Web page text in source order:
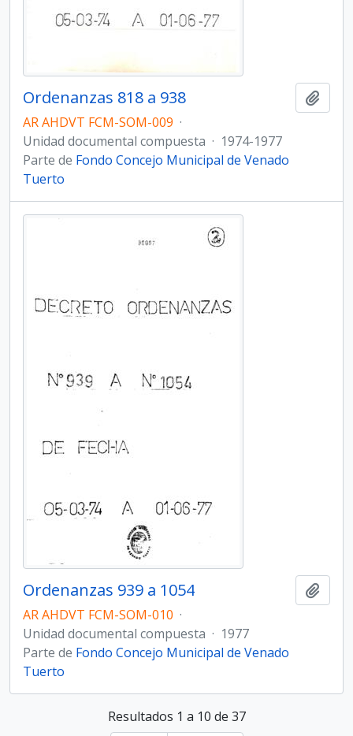
Ordenanzas 818 a 938
AR AHDVT FCM-SOM-009 ·
Unidad documental compuesta · 1974-1977
Parte de Fondo Concejo Municipal de Venado
Tuerto
Ordenanzas 939 a 1054
AR AHDVT FCM-SOM-010 ·
Unidad documental compuesta · 1977
Parte de Fondo Concejo Municipal de Venado
Tuerto
Resultados 1 a 10 de 37